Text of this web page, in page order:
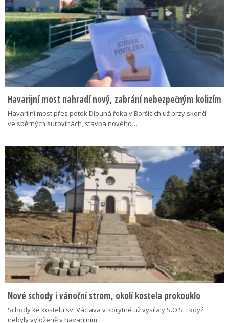
Havarijní most nahradí nový, zabrání nebezpečným kolizím
Havarijní most přes potok Dlouhá řeka v Boršicích už brzy skončí
ve sběrných surovinách, stavba nového…
Nové schody i vánoční strom, okolí kostela prokouklo
Schody ke kostelu sv. Václava v Korytné už vysílaly S.O.S. I když
nebyly vyloženě v havarijním…